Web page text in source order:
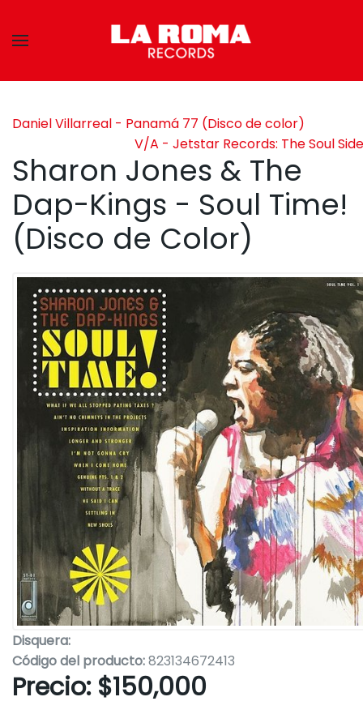
Skip to main content
Daniel Villarreal - Panamá 77 (Disco de color)
V/A - Jetstar Records: The Soul
Sharon Jones & The
Dap-Kings - Soul Time!
(Disco de Color)
Disquera:
Código del producto:823134672413
Precio: $150,000